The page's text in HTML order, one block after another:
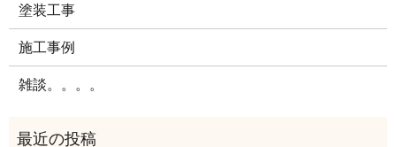
塗装工事
施工事例
雑談。。。。